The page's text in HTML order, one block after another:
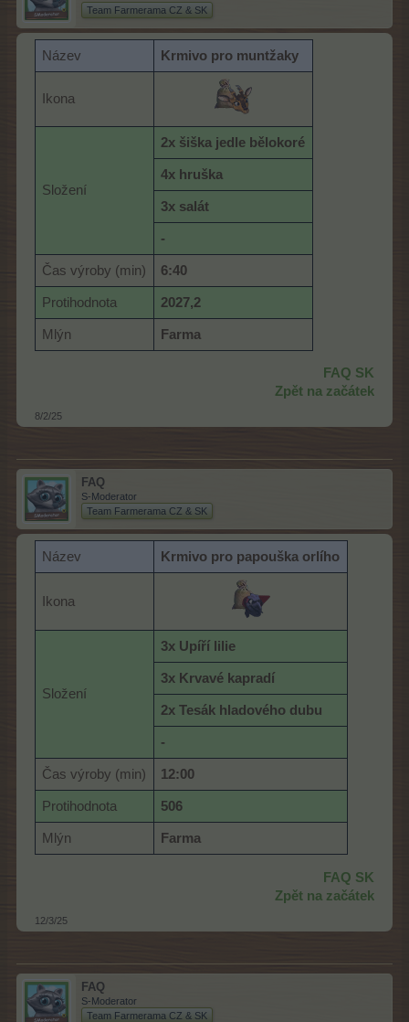
Team Farmerama CZ & SK
Název Krmivo pro muntžaky
Ikona
Složení
2x šiška jedle bělokoré
4x hruška
3x salát
-
Čas výroby (min) 6:40
Protihodnota 2027,2
Mlýn Farma
FAQ SK
Zpět na začátek
8/2/25
FAQ
S-Moderator
Team Farmerama CZ & SK
Název Krmivo pro papouška orlího
Ikona
Složení
3x Upíří lilie
3x Krvavé kapradí
2x Tesák hladového dubu
-
Čas výroby (min) 12:00
Protihodnota 506
Mlýn Farma
FAQ SK
Zpět na začátek
12/3/25
FAQ
S-Moderator
Team Farmerama CZ & SK